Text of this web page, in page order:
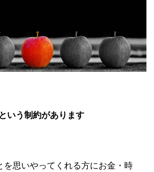
いう制約があります
を思いやってくれる方にお金・時